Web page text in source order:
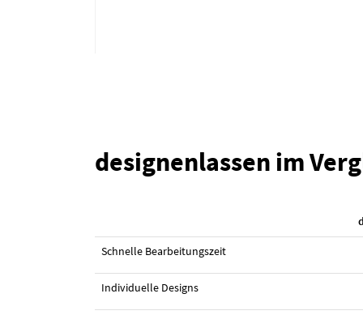
designenlassen im
Schnelle Bearbeitungszeit
Individuelle Designs